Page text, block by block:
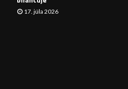
17. júla 2026